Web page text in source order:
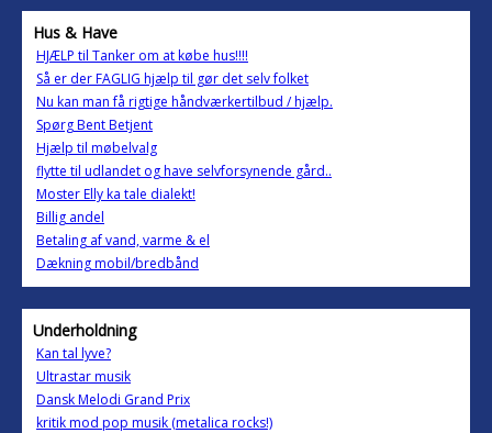
Hus & Have
HJÆLP til Tanker om at købe hus!!!!
Så er der FAGLIG hjælp til gør det selv folket
Nu kan man få rigtige håndværkertilbud / hjælp.
Spørg Bent Betjent
Hjælp til møbelvalg
flytte til udlandet og have selvforsynende gård..
Moster Elly ka tale dialekt!
Billig andel
Betaling af vand, varme & el
Dækning mobil/bredbånd
Underholdning
Kan tal lyve?
Ultrastar musik
Dansk Melodi Grand Prix
kritik mod pop musik (metalica rocks!)